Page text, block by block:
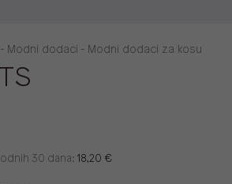
Modni dodaci - Modni dodaci za kosu
30 dana: 18,20 €